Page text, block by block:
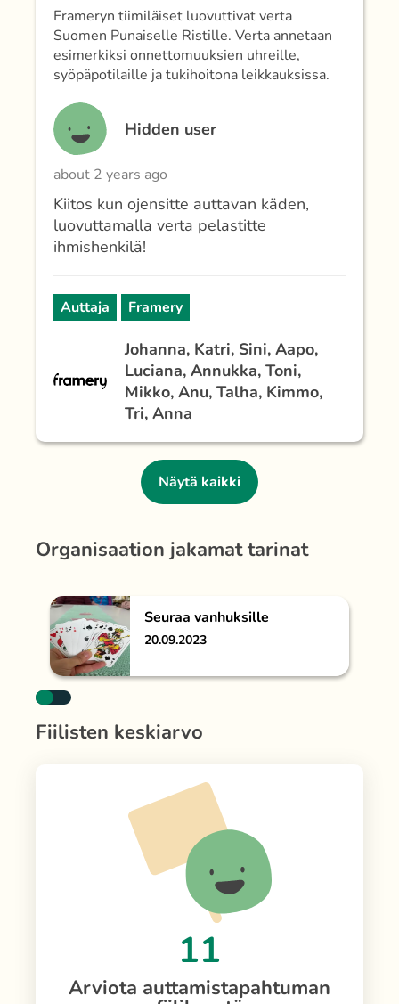
Frameryn tiimiläiset luovuttivat verta
Suomen Punaiselle Ristille. Verta annetaan
esimerkiksi onnettomuuksien uhreille,
syöpäpotilaille ja tukihoitona leikkauksissa.
Hidden user
about 2 years ago
Kiitos kun ojensitte auttavan käden,
luovuttamalla verta pelastitte
ihmishenkilä!
Auttaja Framery
Johanna, Katri, Sini, Aapo,
Luciana, Annukka, Toni,
Mikko, Anu, Talha, Kimmo,
Tri, Anna
Näytä kaikki
Organisaation jakamat tarinat
Seuraa vanhuksille
20.09.2023
Fiilisten keskiarvo
11
Arviota auttamistapahtuman